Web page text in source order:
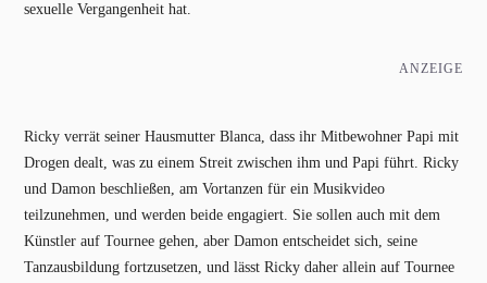
sexuelle Vergangenheit hat.
ANZEIGE
Ricky verrät seiner Hausmutter Blanca, dass ihr Mitbewohner Papi mit
Drogen dealt, was zu einem Streit zwischen ihm und Papi führt. Ricky
und Damon beschließen, am Vortanzen für ein Musikvideo
teilzunehmen, und werden beide engagiert. Sie sollen auch mit dem
Künstler auf Tournee gehen, aber Damon entscheidet sich, seine
Tanzausbildung fortzusetzen, und lässt Ricky daher allein auf Tournee